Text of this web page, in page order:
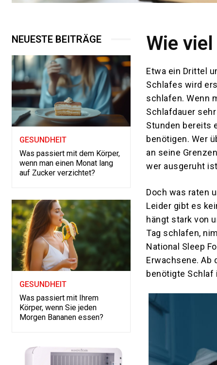
NEUESTE BEITRÄGE
GESUNDHEIT
Was passiert mit dem Körper,
wenn man einen Monat lang
auf Zucker verzichtet?
GESUNDHEIT
Was passiert mit Ihrem
Körper, wenn Sie jeden
Morgen Bananen essen?
Wie
Etwa ein Drittel
Schlafes wird
schlafen. Wenn
Schlafdauer
Stunden bereits
benötigen. Wer
an seine
wer ausgeruht
Doch was raten
Leider gibt es
hängt stark von
Tag schlafen,
National Sleep
Erwachsene. Ab
benötigte Schlaf